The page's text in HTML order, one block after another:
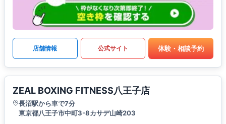
店舗情報 公式サイト 体験・相談予約
ZEAL BOXING FITNESS八王子店
長沼駅から車で7分
東京都八王子市中町3-8カサデ山崎203